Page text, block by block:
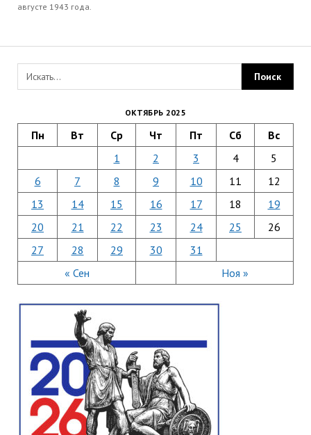
августе 1943 года.
ОКТЯБРЬ 2025
Пн Вт Ср Чт Пт Сб Вс
« Сен Ноя »
1 2 3 4
5
6
7 8 9 10 11
12
13
14 15 16 17 18
19
20
21 22 23 24 25
26
27
28 29 30 31